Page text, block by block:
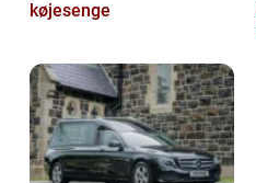
køjesenge